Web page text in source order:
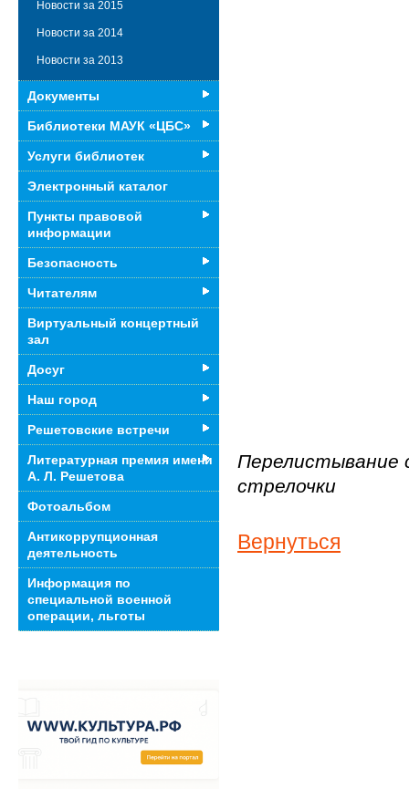
Перелистывание
стрелочки
Вернуться
Новости за 2015
Новости за 2014
Новости за 2013
Документы
Библиотеки МАУК «ЦБС»
Услуги библиотек
Электронный каталог
Пункты правовой
информации
Безопасность
Читателям
Виртуальный концертный
зал
Досуг
Наш город
Решетовские встречи
Литературная премия имени
А. Л. Решетова
Фотоальбом
Антикоррупционная
деятельность
Информация по
специальной военной
операции, льготы